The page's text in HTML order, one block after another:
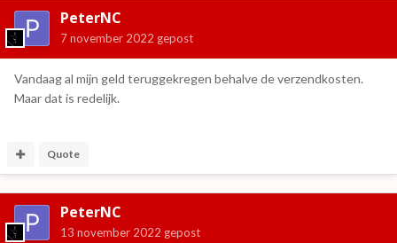
PeterNC
7 november 2022 gepost
Vandaag al mijn geld teruggekregen behalve de verzendkosten.
Maar dat is redelijk.
Quote
PeterNC
13 november 2022 gepost